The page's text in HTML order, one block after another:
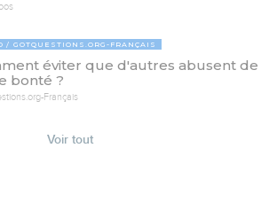
GOTQUESTIONS.ORG-FRANÇAIS
éviter que d'autres abusent de
bonté ?
Français
Voir tout